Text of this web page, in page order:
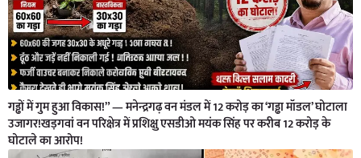
गड्ढों में गुम हुआ विकास!” — मनेन्द्रगढ़ वन मंडल में 12 करोड़ का ‘गड्ढा मॉडल’ घोटाला
उजागर!खड़गवां वन परिक्षेत्र में प्रशिक्षु एसडीओ मयंक सिंह पर करीब 12 करोड़ के
घोटाले का आरोप!